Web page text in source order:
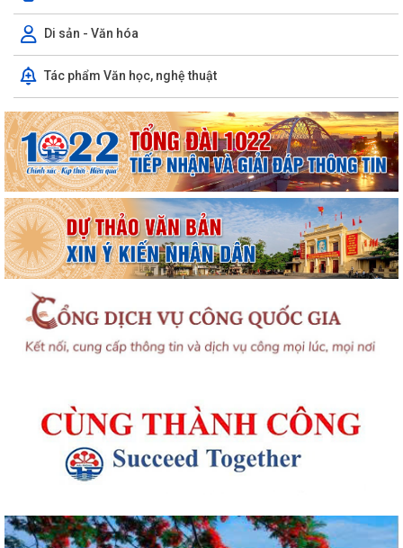
Di sản - Văn hóa
Tác phẩm Văn học, nghệ thuật